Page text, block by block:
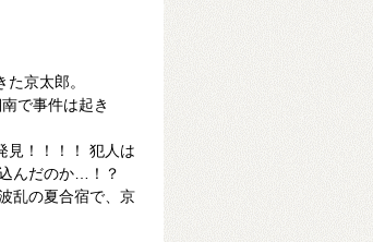
京太郎。
で事件は起き
見！！！！ 犯人は
んだのか…！？
乱の夏合宿で、京